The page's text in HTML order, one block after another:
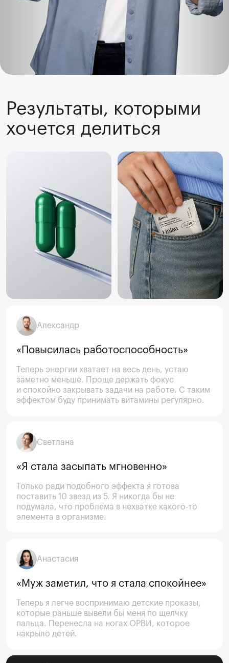
Результаты, которыми
хочется делиться
Александр
«Повысилась работоспособность»
Теперь энергии хватает на весь день, устаю
заметно меньше. Проще держать фокус
и спокойно закрывать задачи на работе. С таким
эффектом буду принимать витамины регулярно.
Светлана
«Я стала засыпать мгновенно»
Только ради подобного эффекта я готова
поставить 10 звезд из 5. Я никогда бы не
подумала, что проблема в нехватке какого-то
элемента в организме.
Анастасия
«Муж заметил, что я стала спокойнее»
Теперь я легче воспринимаю детские проказы,
которые раньше вывели бы меня по щелчку
пальца. Перенесла на ногах ОРВИ, которое
накрыло детей.